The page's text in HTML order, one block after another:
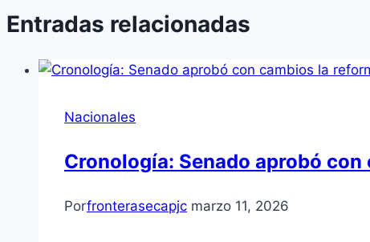
Entradas relacionadas
Nacionales
Cronología: Senado aprobó
Porfronterasecapjc marzo 11, 2026